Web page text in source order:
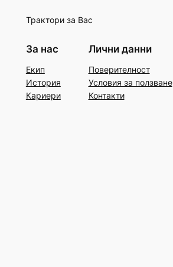
Трактори за Вас
За нас
Екип
История
Кариери
Лични данни
Поверителност
Условия за ползване
Контакти